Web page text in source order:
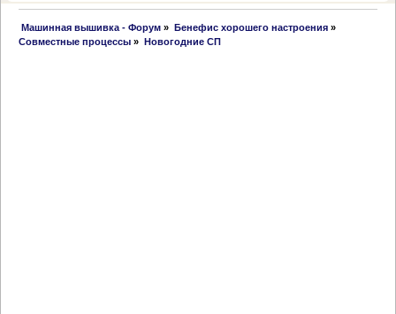
Машинная вышивка - Форум » Бенефис хорошего настроения»
Совместные процессы » Новогодние СП